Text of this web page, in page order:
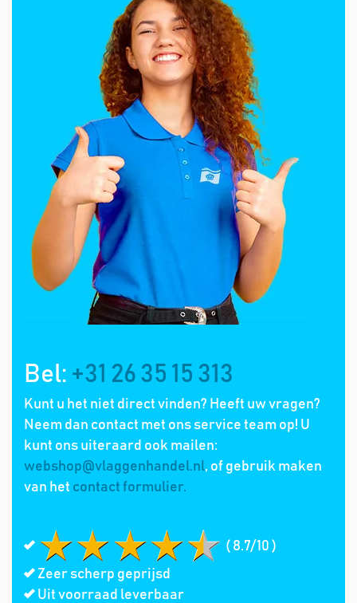
Bel: +31 26 35 15 313
Kunt u het niet direct vinden? Heeft uw vragen?
Neem dan contact met ons service team op! U
kunt ons uiteraard ook mailen:
webshop@vlaggenhandel.nl, of gebruik maken
van het contact formulier.
( 8.7/10 )
Zeer scherp geprijsd
Uit voorraad leverbaar